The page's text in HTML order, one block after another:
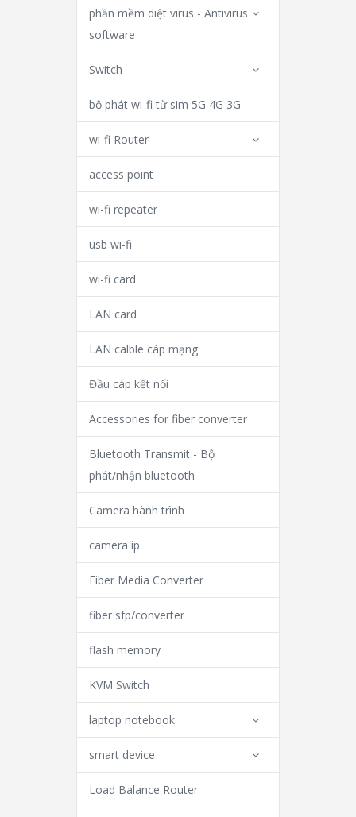
phần mềm diệt virus - Antivirus
software
Switch
bộ phát wi-fi từ sim 5G 4G 3G
wi-fi Router
access point
wi-fi repeater
usb wi-fi
wi-fi card
LAN card
LAN calble cáp mạng
Đầu cáp kết nối
Accessories for fiber converter
Bluetooth Transmit - Bộ
phát/nhận bluetooth
Camera hành trình
camera ip
Fiber Media Converter
fiber sfp/converter
flash memory
KVM Switch
laptop notebook
smart device
Load Balance Router